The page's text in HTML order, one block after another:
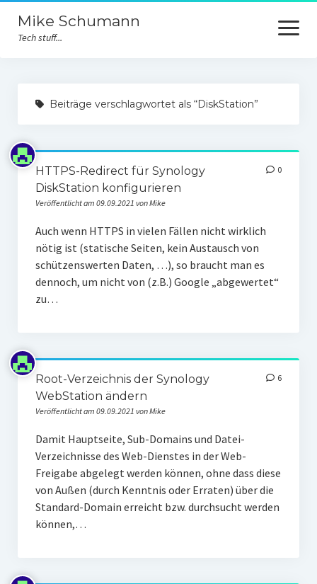
Mike Schumann
Tech stuff...
Menü
öffnen
Blog
Allgemein
Technologie
Impressum
Beiträge verschlagwortet als “DiskStation”
HTTPS-Redirect für Synology
DiskStation konfigurieren
Veröffentlicht am 09.09.2021 von Mike
0
Auch wenn HTTPS in vielen Fällen nicht wirklich
nötig ist (statische Seiten, kein Austausch von
schützenswerten Daten, …), so braucht man es
dennoch, um nicht von (z.B.) Google „abgewertet“
zu…
Root-Verzeichnis der Synology
WebStation ändern
Veröffentlicht am 09.09.2021 von Mike
6
Damit Hauptseite, Sub-Domains und Datei-
Verzeichnisse des Web-Dienstes in der Web-
Freigabe abgelegt werden können, ohne dass diese
von Außen (durch Kenntnis oder Erraten) über die
Standard-Domain erreicht bzw. durchsucht werden
können,…